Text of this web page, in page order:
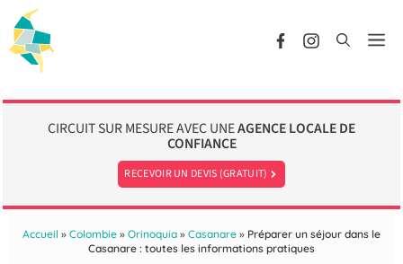
au
contenu
CIRCUIT SUR MESURE AVEC UNEAGENCE LOCALE DE
CONFIANCE
RECEVOIR UN DEVIS (GRATUIT)
Accueil » Colombie » Orinoquia » Casanare » Préparer un séjour dans le
Casanare : toutes les informations pratiques